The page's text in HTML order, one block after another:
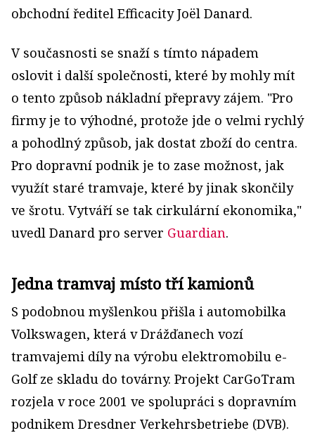
obchodní ředitel EfficacityJoël Danard.
V současnosti se snaží s tímto nápadem
oslovit i další společnosti, které by mohly mít
o tento způsob nákladní přepravy zájem. "Pro
firmy je to výhodné, protože jde o velmi rychlý
a pohodlný způsob, jak dostat zboží do centra.
Pro dopravní podnik je to zase možnost, jak
využít staré tramvaje, které by jinak skončily
ve šrotu. Vytváří se tak cirkulární ekonomika,"
uvedl Danard pro server Guardian.
Jedna tramvaj místo tří kamionů
S podobnou myšlenkou přišla i automobilka
Volkswagen, která v Drážďanech vozí
tramvajemi díly na výrobu elektromobilu e-
Golf ze skladu do továrny. Projekt CarGoTram
rozjela v roce 2001 ve spolupráci s dopravním
podnikem Dresdner Verkehrsbetriebe (DVB).